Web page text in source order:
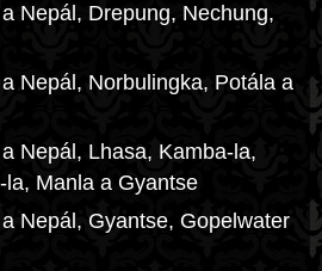
Nepál, Drepung, Nechung,
Nepál, Norbulingka, Potála a
Nepál, Lhasa, Kamba-la,
la, Manla a Gyantse
Nepál, Gyantse, Gopelwater